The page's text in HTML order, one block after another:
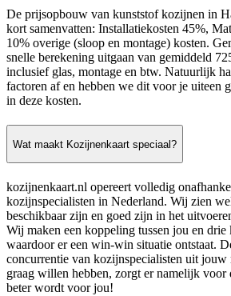
De prijsopbouw van kunststof kozijnen in
kort samenvatten: Installatiekosten 45%,
10% overige (sloop en montage) kosten.
snelle berekening uitgaan van gemiddeld
inclusief glas, montage en btw. Natuurlijk
factoren af en hebben we dit voor je uiteen
in deze kosten.
Wat maakt Kozijnenkaart speciaal?
kozijnenkaart.nl opereert volledig
kozijnspecialisten in Nederland. Wij zien
beschikbaar zijn en goed zijn in het
Wij maken een koppeling tussen jou en drie
waardoor er een win-win situatie ontstaat.
concurrentie van kozijnspecialisten uit
graag willen hebben, zorgt er namelijk voor
beter wordt voor jou!